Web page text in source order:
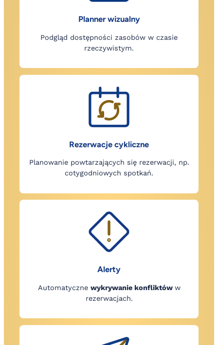
Planner wizualny
Podgląd dostępności zasobów w czasie
rzeczywistym.
Rezerwacje cykliczne
Planowanie powtarzających się rezerwacji, np.
cotygodniowych spotkań.
Alerty
Automatyczne wykrywanie konfliktów w
rezerwacjach.